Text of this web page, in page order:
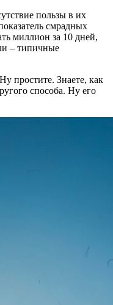
пользы в их
смрадных
миллион за 10 дней,
– типичные
простите. Знаете, как
способа. Ну его